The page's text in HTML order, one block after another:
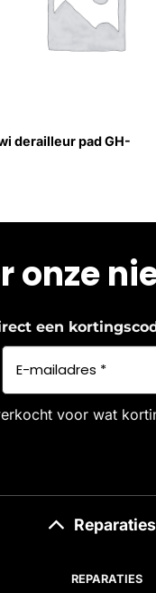
derailleur pad GH-
onze
een
voor wat
Reparaties
REPARATIES